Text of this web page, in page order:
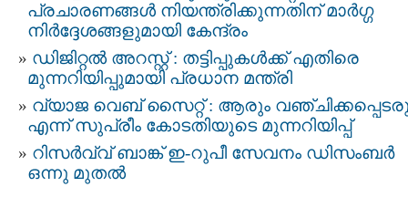
പ്രചാരണങ്ങൾ നിയന്ത്രിക്കുന്നതിന് മാർഗ്ഗ
നിർദ്ദേശങ്ങളുമായി കേന്ദ്രം
ഡിജിറ്റല്‍ അറസ്റ്റ് : തട്ടിപ്പുകള്‍ക്ക് എതിരെ
മുന്നറിയിപ്പുമായി പ്രധാന മന്ത്രി
വ്യാജ വെബ് സൈറ്റ് : ആരും
എന്ന് സുപ്രീം കോടതിയുടെ മുന്നറിയിപ്പ്
റിസർവ്വ് ബാങ്ക് ഇ-റുപീ സേവനം ഡിസംബർ
ഒന്നു മുതല്‍